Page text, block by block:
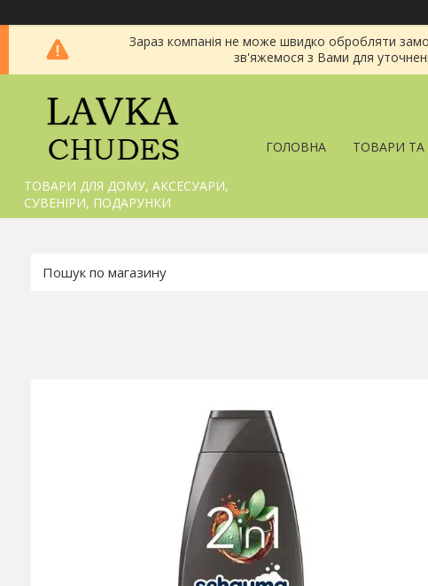
Зараз компанія не може швидко обробляти
зв'яжемося з Вами для
ТОВАРИ ДЛЯ ДОМУ, АКСЕСУАРИ,
СУВЕНІРИ, ПОДАРУНКИ
ГОЛОВНА ТОВАРИ